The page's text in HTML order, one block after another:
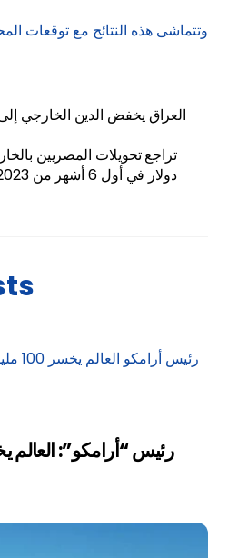
وتتماشى هذه النتائج مع توقعات
دولار في أول 6 أشهر من 2023-2024